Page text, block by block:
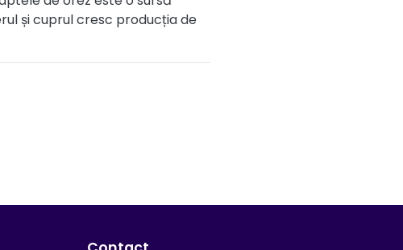
și cuprul cresc producția de